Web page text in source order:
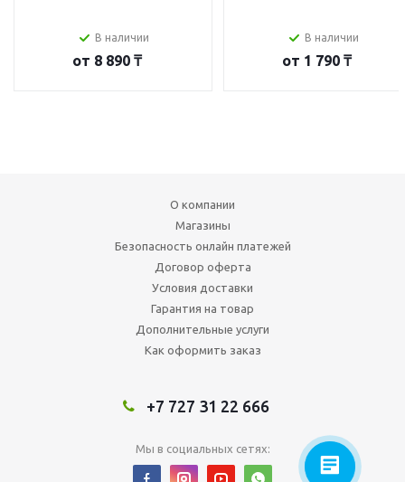
В наличии
от 8 890 ₸
В наличии
от 1 790 ₸
О компании
Магазины
Безопасность онлайн платежей
Договор оферта
Условия доставки
Гарантия на товар
Дополнительные услуги
Как оформить заказ
+7 727 31 22 666
Мы в социальных сетях: